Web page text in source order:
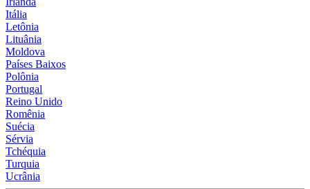
Itália
Letônia
Lituânia
Moldova
Países Baixos
Polônia
Portugal
Reino Unido
Romênia
Suécia
Sérvia
Tchéquia
Turquia
Ucrânia